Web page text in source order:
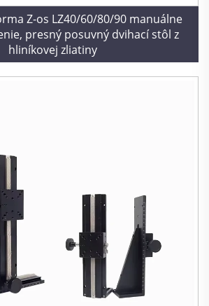
Z-os LZ40/60/80/90 manuálne
presný posuvný dvihací stôl z
hliníkovej zliatiny